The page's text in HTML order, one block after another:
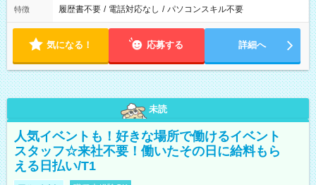
特徴 履歴書不要 / 電話対応なし / パソコンスキル不要
気になる！ 応募する 詳細へ
未読
人気イベントも！好きな場所で働けるイベント
スタッフ☆来社不要！働いたその日に給料もら
える日払い/T1